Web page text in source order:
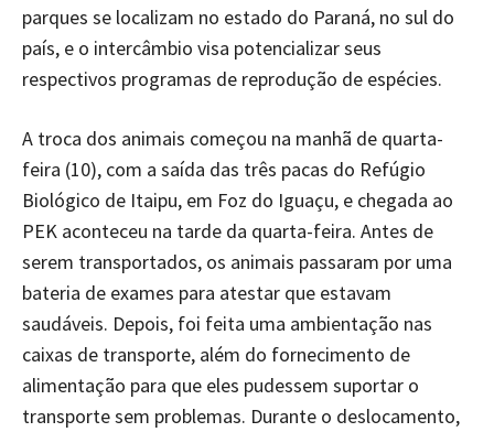
parques se localizam no estado do Paraná, no sul do
país, e o intercâmbio visa potencializar seus
respectivos programas de reprodução de espécies.
A troca dos animais começou na manhã de quarta-
feira (10), com a saída das três pacas do Refúgio
Biológico de Itaipu, em Foz do Iguaçu, e chegada ao
PEK aconteceu na tarde da quarta-feira. Antes de
serem transportados, os animais passaram por uma
bateria de exames para atestar que estavam
saudáveis. Depois, foi feita uma ambientação nas
caixas de transporte, além do fornecimento de
alimentação para que eles pudessem suportar o
transporte sem problemas. Durante o deslocamento,